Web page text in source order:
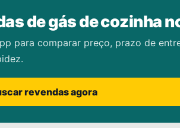
de gás de cozinha
para comparar preço, prazo de
revendas agora